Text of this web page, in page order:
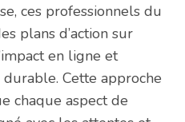
ces professionnels du
plans d’action sur
en ligne et
Cette approche
chaque aspect de